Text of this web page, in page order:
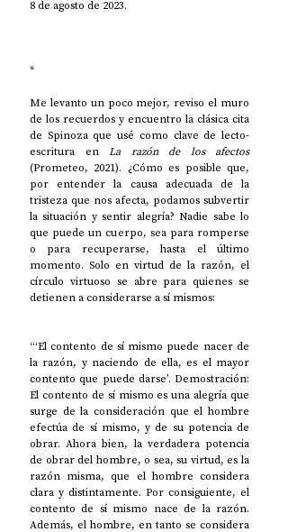
8 de agosto de 2023.
*
Me levanto un poco mejor, reviso el muro
de los recuerdos y encuentro la clásica cita
de Spinoza que usé como clave de lecto-
escritura en La razón de los afectos
(Prometeo, 2021). ¿Cómo es posible que,
por entender la causa adecuada de la
tristeza que nos afecta, podamos subvertir
la situación y sentir alegría? Nadie sabe lo
que puede un cuerpo, sea para romperse
o para recuperarse, hasta el último
momento. Solo en virtud de la razón, el
círculo virtuoso se abre para quienes se
detienen a considerarse a sí mismos:
“‘El contento de sí mismo puede nacer de
la razón, y naciendo de ella, es el mayor
contento que puede darse’. Demostración:
El contento de sí mismo es una alegría que
surge de la consideración que el hombre
efectúa de sí mismo, y de su potencia de
obrar. Ahora bien, la verdadera potencia
de obrar del hombre, o sea, su virtud, es la
razón misma, que el hombre considera
clara y distintamente. Por consiguiente, el
contento de sí mismo nace de la razón.
Además, el hombre, en tanto se considera